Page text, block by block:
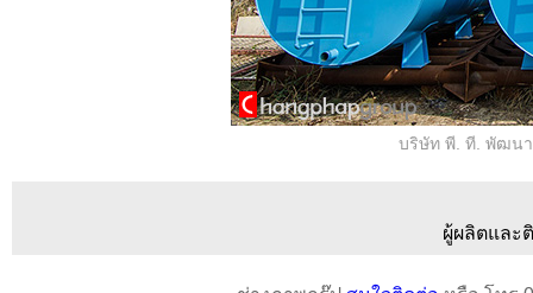
บริษัท พี. ที. พัฒนา
ผู้ผลิตและ